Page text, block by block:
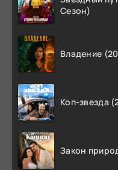
Сезон)
Владение
Коп-звезда
Закон